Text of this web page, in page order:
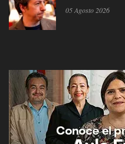
05 Agosto 2026